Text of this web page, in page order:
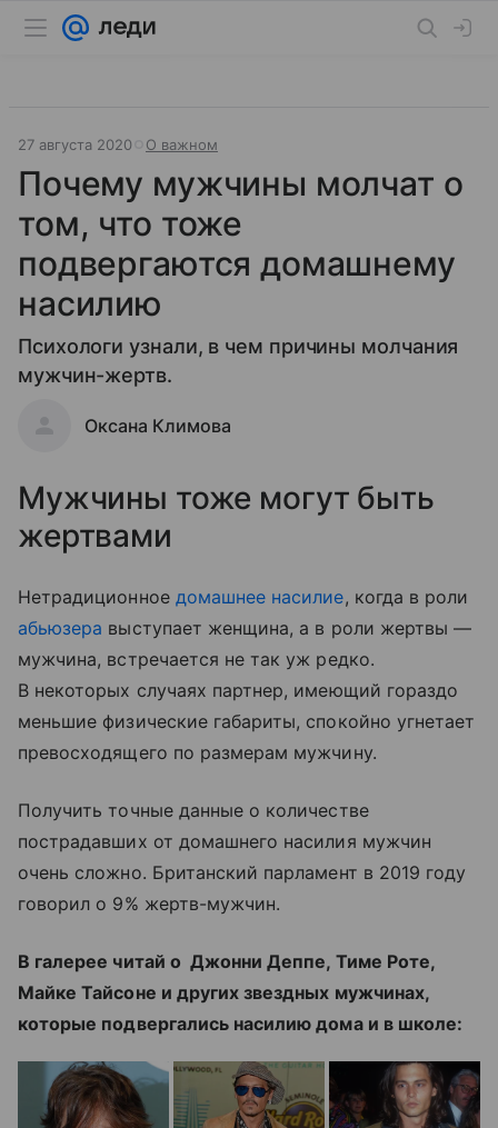
27 августа 2020 О важном
Почему мужчины молчат о
том, что тоже
подвергаются домашнему
насилию
Психологи узнали, в чем причины молчания
мужчин-жертв.
Оксана Климова
Мужчины тоже могут быть
жертвами
Нетрадиционное домашнее насилие, когда в роли
абьюзера выступает женщина, а в роли жертвы —
мужчина, встречается не так уж редко.
В некоторых случаях партнер, имеющий гораздо
меньшие физические габариты, спокойно угнетает
превосходящего по размерам мужчину.
Получить точные данные о количестве
пострадавших от домашнего насилия мужчин
очень сложно. Британский парламент в 2019 году
говорил о 9% жертв-мужчин.
В галерее читай о Джонни Деппе, Тиме Роте,
Майке Тайсоне и других звездных мужчинах,
которые подвергались насилию дома и в школе: